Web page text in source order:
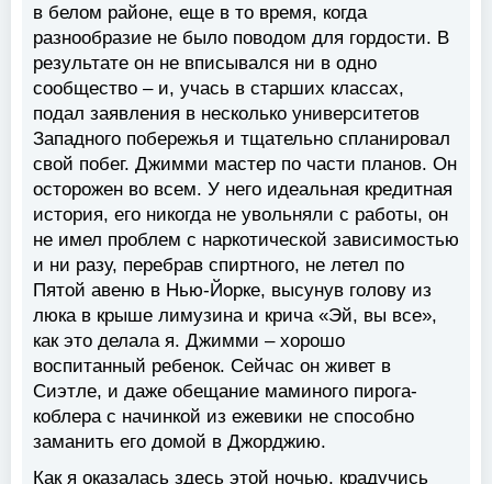
в белом районе, еще в то время, когда
разнообразие не было поводом для гордости. В
результате он не вписывался ни в одно
сообщество – и, учась в старших классах,
подал заявления в несколько университетов
Западного побережья и тщательно спланировал
свой побег. Джимми мастер по части планов. Он
осторожен во всем. У него идеальная кредитная
история, его никогда не увольняли с работы, он
не имел проблем с наркотической зависимостью
и ни разу, перебрав спиртного, не летел по
Пятой авеню в Нью-Йорке, высунув голову из
люка в крыше лимузина и крича «Эй, вы все»,
как это делала я. Джимми – хорошо
воспитанный ребенок. Сейчас он живет в
Сиэтле, и даже обещание маминого пирога-
коблера с начинкой из ежевики не способно
заманить его домой в Джорджию.
Как я оказалась здесь этой ночью, крадучись